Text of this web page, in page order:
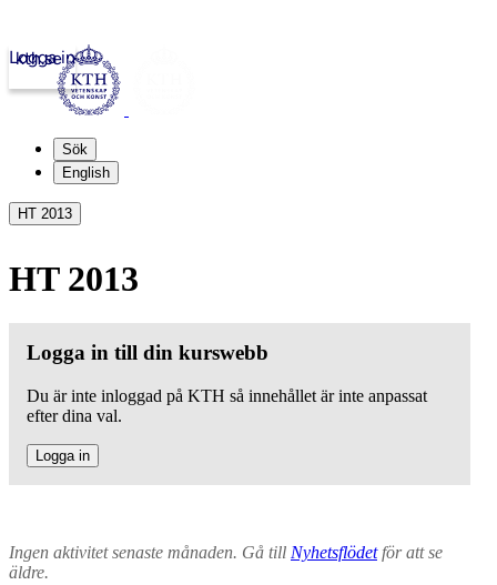
kth.se
Logga in
Sök
English
HT 2013
HT 2013
Logga in till din kurswebb
Du är inte inloggad på KTH så innehållet är inte anpassat
efter dina val.
Logga in
Ingen aktivitet senaste månaden. Gå till Nyhetsflödetför att se
äldre.